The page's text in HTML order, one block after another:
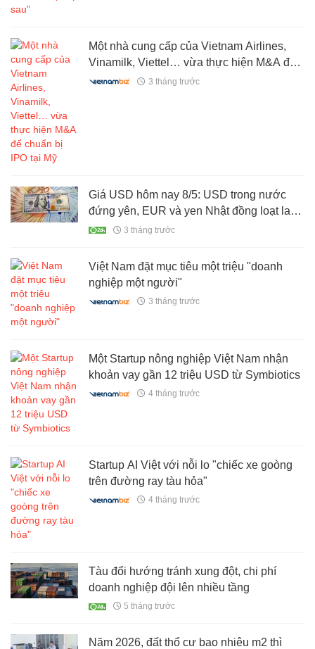
Một nhà cung cấp của Vietnam Airlines,
Vinamilk, Viettel… vừa thực hiện M&A để
chuẩn bị IPO tại Mỹ
3 tháng trước
Giá USD hôm nay 8/5: USD trong nước
đứng yên, EUR và yen Nhật đồng loạt lao
dốc
3 tháng trước
Việt Nam đặt mục tiêu một triệu "doanh
nghiệp một người"
3 tháng trước
Một Startup nông nghiệp Việt Nam nhận
khoản vay gần 12 triệu USD từ Symbiotics
4 tháng trước
Startup AI Việt với nỗi lo "chiếc xe goòng
trên đường ray tàu hỏa"
4 tháng trước
Tàu đổi hướng tránh xung đột, chi phí
doanh nghiệp đội lên nhiều tầng
5 tháng trước
Năm 2026, đất thổ cư bao nhiêu m2 thì